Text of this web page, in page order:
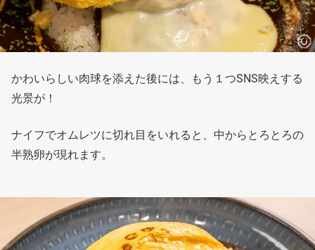
かわいらしい肉球を添えた後には、もう１つSNS映えする
光景が！
ナイフでオムレツに切れ目をいれると、中からとろとろの
半熟卵が現れます。